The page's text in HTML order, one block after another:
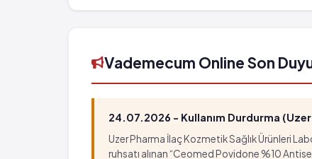
Vademecum Online Son
24.07.2026 - Kullanım Durdurma
Uzer Pharma İlaç Kozmetik Sağlık Ürünleri
ruhsatı alınan “Ceomed Povidone %10